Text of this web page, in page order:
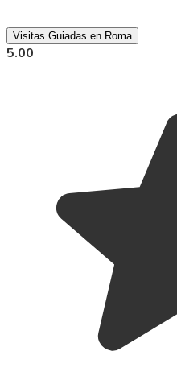
Visitas Guiadas en Roma
5.00